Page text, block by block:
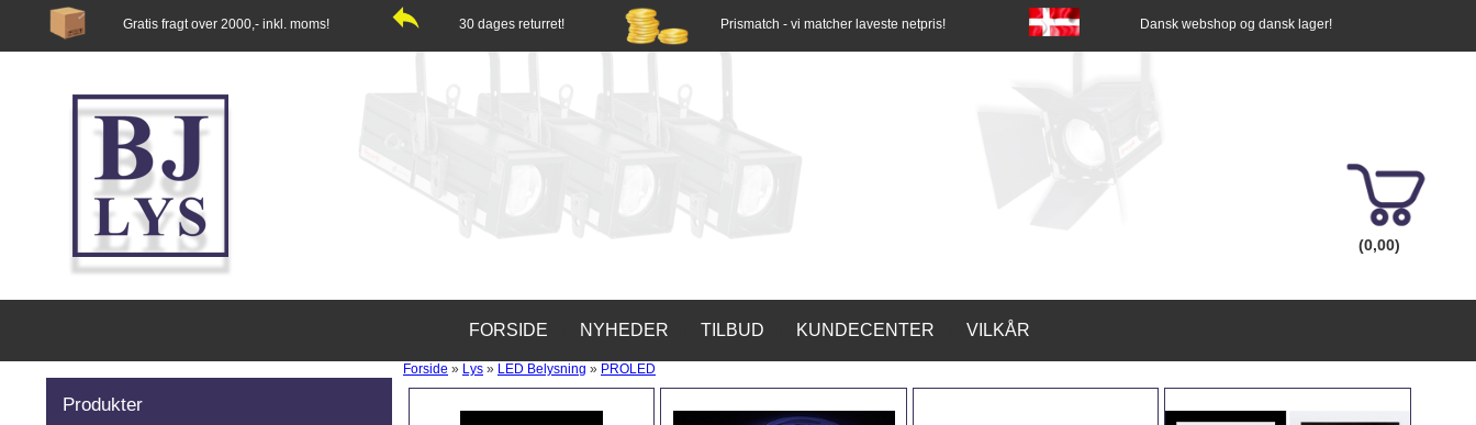
Gratis fragt over 2000,- inkl. moms! 30 dages returret! Prismatch - vi matcher laveste netpris! Dansk webshop og dansk lager!
(0,00)
FORSIDE NYHEDER TILBUD KUNDECENTER VILKÅR
Produkter
Forside » Lys » LED Belysning » PROLED